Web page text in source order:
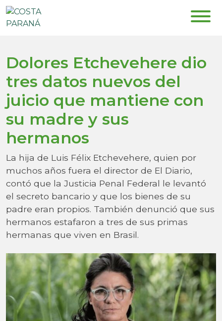
Dolores Etchevehere dio
tres datos nuevos del
juicio que mantiene con
su madre y sus
hermanos
La hija de Luis Félix Etchevehere, quien por
muchos años fuera el director de El Diario,
contó que la Justicia Penal Federal le levantó
el secreto bancario y que los bienes de su
padre eran propios. También denunció que sus
hermanos estafaron a tres de sus primas
hermanas que viven en Brasil.